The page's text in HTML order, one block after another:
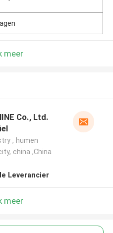
meer
Co., Ltd.
, humen
china ,China
Leverancier
meer